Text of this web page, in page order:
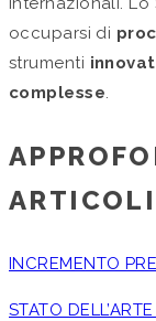
occuparsi di
strumenti
complesse.
INCREMENTO
STATO